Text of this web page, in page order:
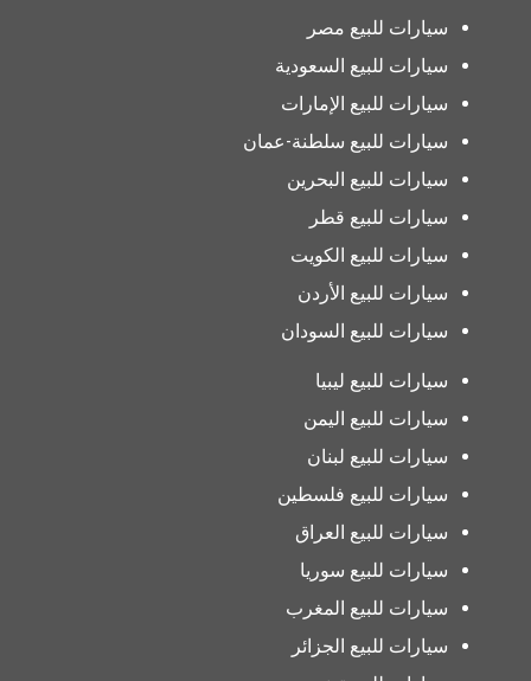
سيارات للبيع مصر
سيارات للبيع السعودية
سيارات للبيع الإمارات
سيارات للبيع سلطنة-عمان
سيارات للبيع البحرين
سيارات للبيع قطر
سيارات للبيع الكويت
سيارات للبيع الأردن
سيارات للبيع السودان
سيارات للبيع ليبيا
سيارات للبيع اليمن
سيارات للبيع لبنان
سيارات للبيع فلسطين
سيارات للبيع العراق
سيارات للبيع سوريا
سيارات للبيع المغرب
سيارات للبيع الجزائر